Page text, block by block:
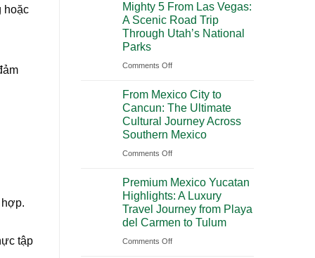
hoặc
tập
Mighty 5 From Las Vegas:
A Scenic Road Trip
Through Utah’s National
Parks
Comments Offon
5
From
Las
A
Road
Through
From Mexico City to
Cancun: The Ultimate
Cultural Journey Across
Southern Mexico
Comments Offon
Mexico
City
to
The
Premium Mexico Yucatan
Highlights: A Luxury
Travel Journey from Playa
del Carmen to Tulum
Comments Offon